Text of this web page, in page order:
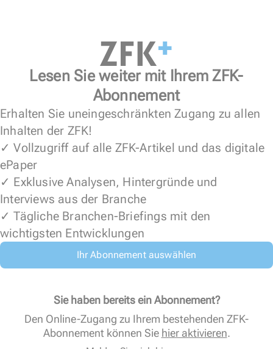
Lesen Sie weiter mit Ihrem ZFK-
Abonnement
Erhalten Sie uneingeschränkten Zugang zu allen
Inhalten der ZFK!
✓ Vollzugriff auf alle ZFK-Artikel und das digitale
ePaper
✓ Exklusive Analysen, Hintergründe und
Interviews aus der Branche
✓ Tägliche Branchen-Briefings mit den
wichtigsten Entwicklungen
Ihr Abonnement auswählen
Sie haben bereits ein Abonnement?
Den Online-Zugang zu Ihrem bestehenden ZFK-
Abonnement können Sie hier aktivieren.